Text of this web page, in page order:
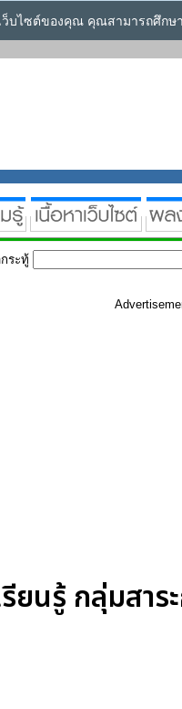
บไซต์ของคุณ คุณสามารถศึกษา
ระทู้
นรู้ กลุ่มสาร